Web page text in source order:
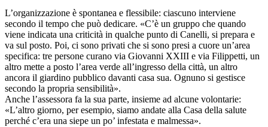
L’organizzazione è spontanea e flessibile: ciascuno interviene
secondo il tempo che può dedicare. «C’è un gruppo che quando
viene indicata una criticità in qualche punto di Canelli, si prepara e
va sul posto. Poi, ci sono privati che si sono presi a cuore un’area
specifica: tre persone curano via Giovanni XXIII e via Filippetti, un
altro mette a posto l’area verde all’ingresso della città, un altro
ancora il giardino pubblico davanti casa sua. Ognuno si gestisce
secondo la propria sensibilità».
Anche l’assessora fa la sua parte, insieme ad alcune volontarie:
«L’altro giorno, per esempio, siamo andate alla Casa della salute
perché c’era una siepe un po’ infestata e malmessa».